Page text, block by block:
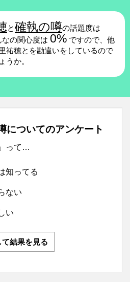
と確執の噂の話題度は
なの関心度は 0% ですので、他
祐穂とを勘違いをしているので
うか。
についてのアンケート
って…
知ってる
ない
い
て結果を見る